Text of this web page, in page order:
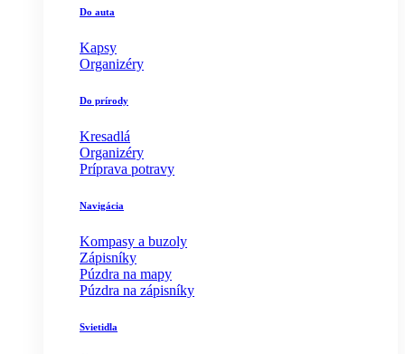
Do auta
Kapsy
Organizéry
Do prírody
Kresadlá
Organizéry
Príprava potravy
Navigácia
Kompasy a buzoly
Zápisníky
Púzdra na mapy
Púzdra na zápisníky
Svietidla